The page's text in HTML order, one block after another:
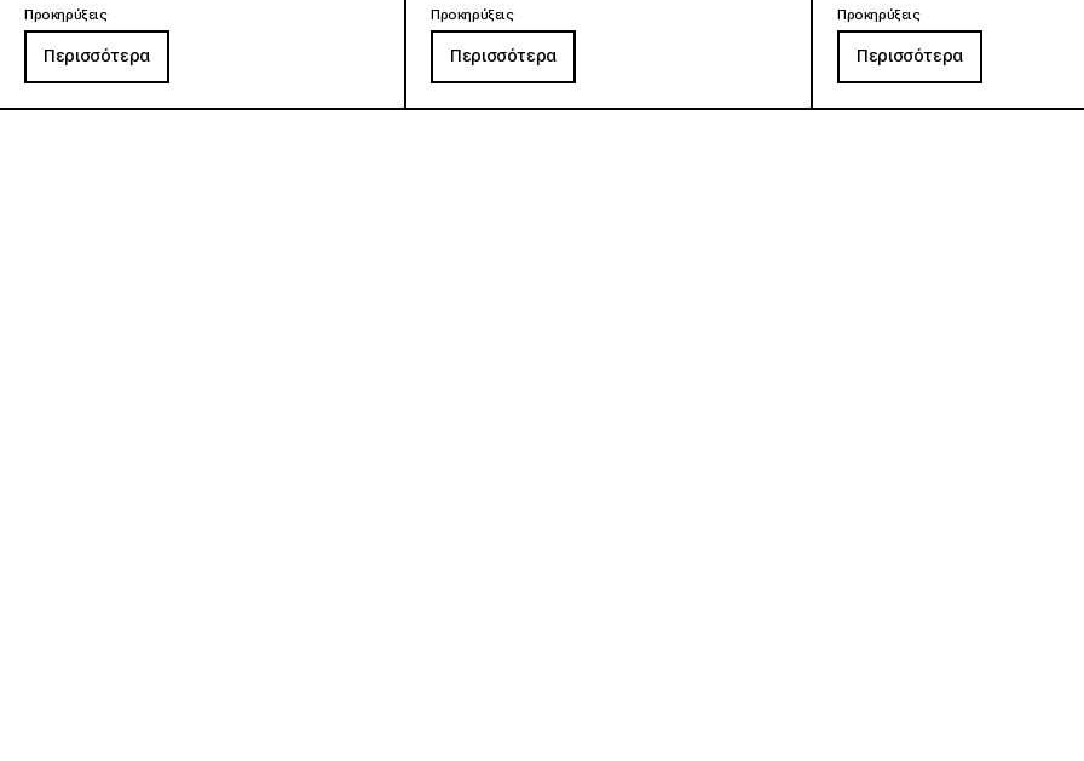
Προκηρύξεις
Περισσότερα
Προκηρύξεις
Περισσότερα
Προκηρύξεις
Περισσότερα